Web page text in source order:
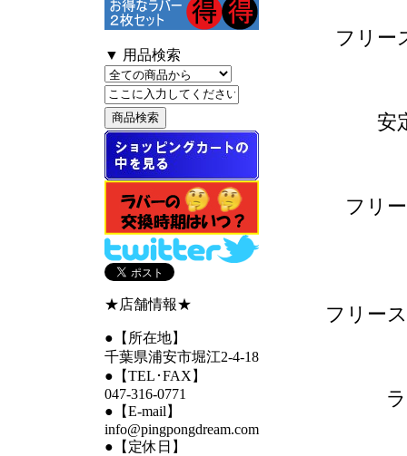
▼ 用品検索
★店舗情報★
●【所在地】
千葉県浦安市堀江2-4-18
●【TEL･FAX】
047-316-0771
●【E-mail】
info@pingpongdream.com
●【定休日】
フリー
安
フリ
フリー